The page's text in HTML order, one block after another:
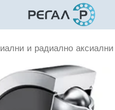
и радиално аксиални